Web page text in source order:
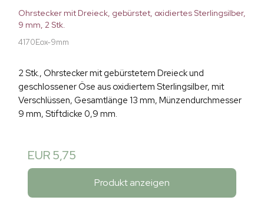
Ohrstecker mit Dreieck, gebürstet, oxidiertes Sterlingsilber,
9 mm, 2 Stk.
4170Eox-9mm
2 Stk., Ohrstecker mit gebürstetem Dreieck und
geschlossener Öse aus oxidiertem Sterlingsilber, mit
Verschlüssen, Gesamtlänge 13 mm, Münzendurchmesser
9 mm, Stiftdicke 0,9 mm.
EUR 5,75
Produkt anzeigen